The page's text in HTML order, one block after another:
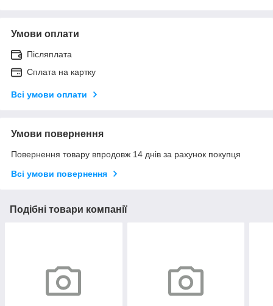
Умови оплати
Післяплата
Сплата на картку
Всі умови оплати
Умови повернення
Повернення товару впродовж 14 днів за рахунок покупця
Всі умови повернення
Подібні товари компанії